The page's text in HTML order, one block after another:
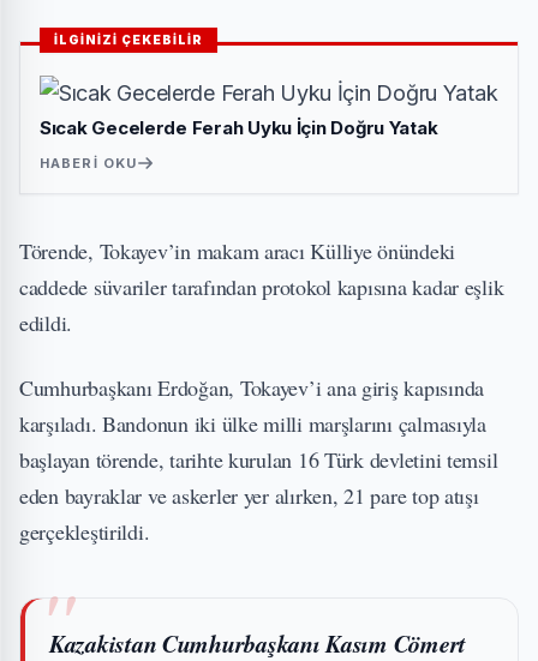
İLGİNİZİ ÇEKEBİLİR
Sıcak Gecelerde Ferah Uyku İçin Doğru Yatak
HABERI OKU
Törende, Tokayev’in makam aracı Külliye önündeki
caddede süvariler tarafından protokol kapısına kadar eşlik
edildi.
Cumhurbaşkanı Erdoğan, Tokayev’i ana giriş kapısında
karşıladı. Bandonun iki ülke milli marşlarını çalmasıyla
başlayan törende, tarihte kurulan 16 Türk devletini temsil
eden bayraklar ve askerler yer alırken, 21 pare top atışı
gerçekleştirildi.
Kazakistan Cumhurbaşkanı Kasım Cömert